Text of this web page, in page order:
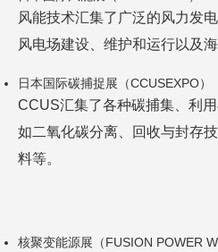
风能技术汇集了广泛的风力发
风电场建设、维护和运行以及
日本国际碳捕捉展（CCUSEXPO）
CCUS汇集了各种碳捕集、利
如二氧化碳分离、回收与封存
料等。
核聚变能源展（FUSION POWER